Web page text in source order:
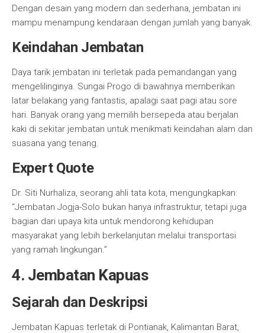
Dengan desain yang modern dan sederhana, jembatan ini
mampu menampung kendaraan dengan jumlah yang banyak.
Keindahan Jembatan
Daya tarik jembatan ini terletak pada pemandangan yang
mengelilinginya. Sungai Progo di bawahnya memberikan
latar belakang yang fantastis, apalagi saat pagi atau sore
hari. Banyak orang yang memilih bersepeda atau berjalan
kaki di sekitar jembatan untuk menikmati keindahan alam dan
suasana yang tenang.
Expert Quote
Dr. Siti Nurhaliza, seorang ahli tata kota, mengungkapkan:
“Jembatan Jogja-Solo bukan hanya infrastruktur, tetapi juga
bagian dari upaya kita untuk mendorong kehidupan
masyarakat yang lebih berkelanjutan melalui transportasi
yang ramah lingkungan.”
4. Jembatan Kapuas
Sejarah dan Deskripsi
Jembatan Kapuas terletak di Pontianak, Kalimantan Barat,